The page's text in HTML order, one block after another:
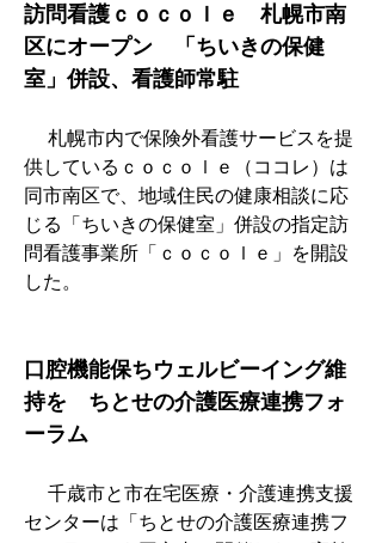
訪問看護ｃｏｃｏｌｅ　札幌市南
区にオープン　「ちいきの保健
室」併設、看護師常駐
札幌市内で保険外看護サービスを提
供しているｃｏｃｏｌｅ（ココレ）は
同市南区で、地域住民の健康相談に応
じる「ちいきの保健室」併設の指定訪
問看護事業所「ｃｏｃｏｌｅ」を開設
した。
口腔機能保ちウェルビーイング維
持を　ちとせの介護医療連携フォ
ーラム
千歳市と市在宅医療・介護連携支援
センターは「ちとせの介護医療連携フ